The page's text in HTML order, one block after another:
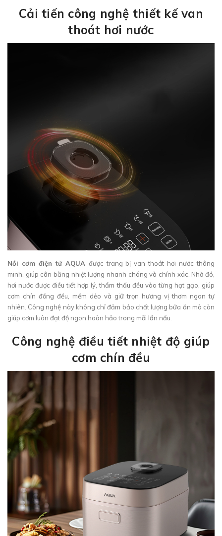
Cải tiến công nghệ thiết kế van
thoát hơi nước
Nồi cơm điện tử AQUA được trang bị van thoát hơi nước thông
minh, giúp cân bằng nhiệt lượng nhanh chóng và chính xác. Nhờ đó,
hơi nước được điều tiết hợp lý, thẩm thấu đều vào từng hạt gạo, giúp
cơm chín đồng đều, mềm dẻo và giữ trọn hương vị thơm ngon tự
nhiên. Công nghệ này không chỉ đảm bảo chất lượng bữa ăn mà còn
giúp cơm luôn đạt độ ngon hoàn hảo trong mỗi lần nấu.
Công nghệ điều tiết nhiệt độ giúp
cơm chín đều